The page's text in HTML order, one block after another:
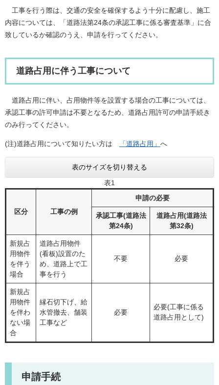
工事を行う際は、交通の安全を確保するよう十分に配慮し、施工
内容については、「道路法第24条の承認工事に係る審査基準」に合
致しているか確認のうえ、申請を行ってください。
道路占用に伴う工事について
道路占用に伴い、占用物件等を設置する場合の工事については、
承認工事の許可申請は不要となるため、道路占用許可の申請手続き
のみ行ってください。
(注)道路占用について知りたい方は 「道路占用」 へ
表のサイズを切り替える
表1
区分 工事の例
申請の必要
承認工事(道路法
第24条)
道路占用(道路法
第32条)
新規占
用物件
を伴う
場合
道路占用物件
(看板)設置のた
め、道路上で工
事を行う
不要 必要
新規占
用物件
を伴わ
ない場
合
縁石切下げ、給
水管撤去、舗装
工事など
必要
必要(工事に係る
道路占用として)
申請手続